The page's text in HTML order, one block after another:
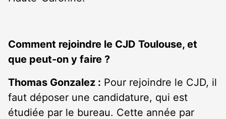
Comment rejoindre le CJD Toulouse, et
que peut-on y faire ?
Thomas Gonzalez : Pour rejoindre le CJD, il
faut déposer une candidature, qui est
étudiée par le bureau. Cette année par